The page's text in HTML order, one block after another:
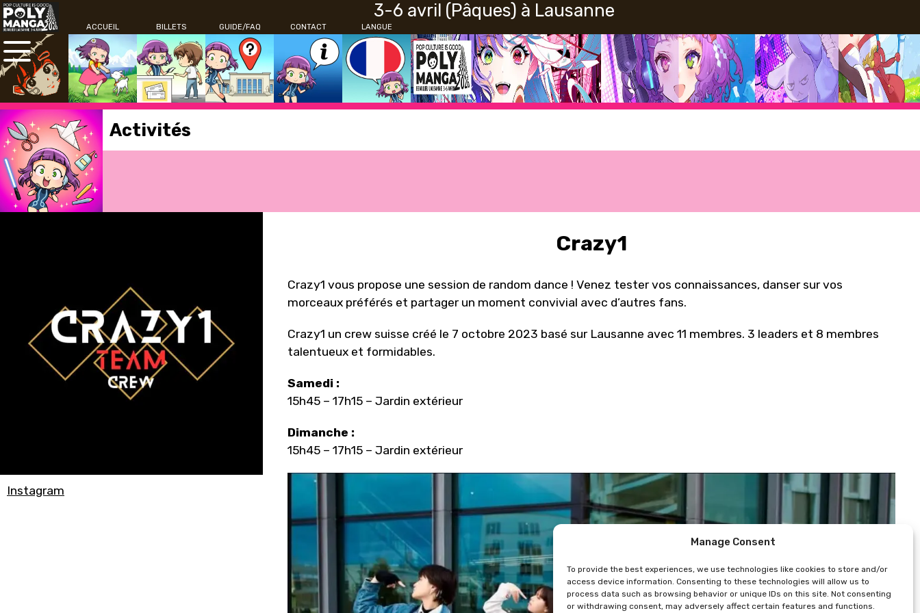
Manage Consent
To provide the best experiences, we use technologies like cookies to store and/or
access device information. Consenting to these technologies will allow us to
process data such as browsing behavior or unique IDs on this site. Not consenting
or withdrawing consent, may adversely affect certain features and functions.
3-6 avril (Pâques) à Lausanne
LANGUE
ACCUEIL BILLETS GUIDE/FAQ CONTACT
Activités
Instagram
Crazy1
Crazy1 vous propose une session de random dance ! Venez tester vos connaissances, danser sur vos
morceaux préférés et partager un moment convivial avec d’autres fans.
Crazy1 un crew suisse créé le 7 octobre 2023 basé sur Lausanne avec 11 membres. 3 leaders et 8 membres
talentueux et formidables.
Samedi :
15h45 – 17h15 – Jardin extérieur
Dimanche :
15h45 – 17h15 – Jardin extérieur